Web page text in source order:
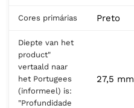
Cores primárias Preto
Diepte van het
product"
vertaald naar
het Portugees
(informeel) is:
"Profundidade
27,5 mm